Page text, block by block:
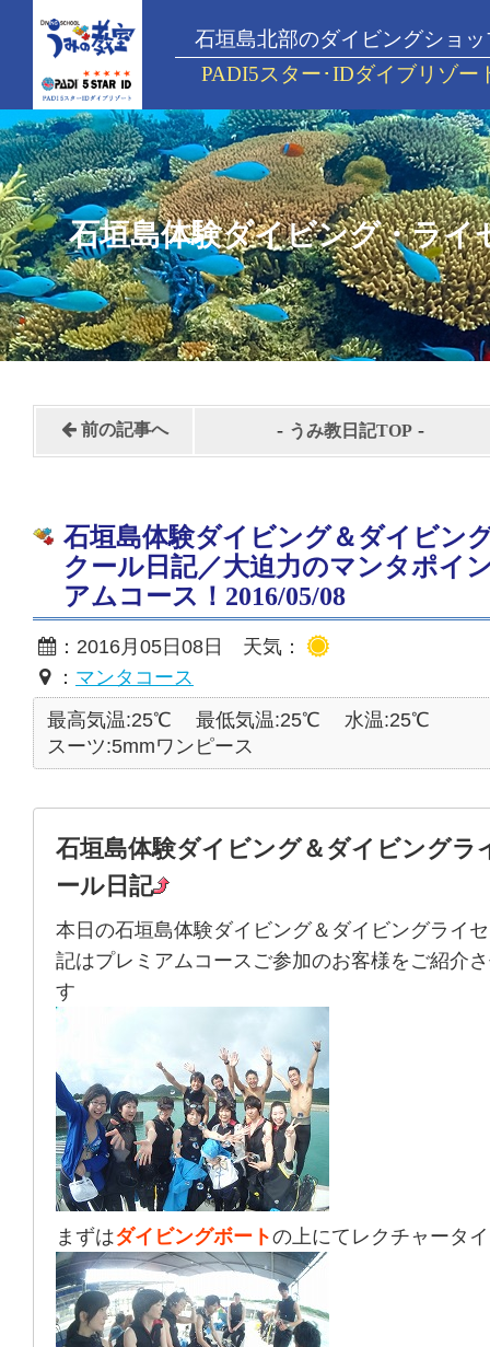
石垣島北部のダイビングショッ
PADI5スター･IDダイブリゾー
石垣島体験ダイビング・ライ
前の記事へ - うみ教日記TOP -
石垣島体験ダイビング＆ダイビン
クール日記／大迫力のマンタポイ
アムコース！2016/05/08
：2016月05日08日 天気：
： マンタコース
最高気温:25℃
最低気温:25℃
水温:25℃
スーツ:5mmワンピース
石垣島体験ダイビング＆ダイビングラ
ール日記
本日の石垣島体験ダイビング＆ダイビングライ
記はプレミアムコースご参加のお客様をご紹介
す
まずはダイビングボートの上にてレクチャータ